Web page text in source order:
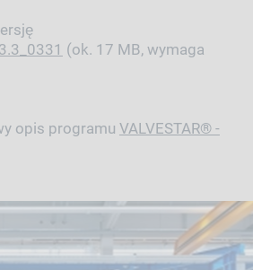
(ok. 17 MB, wymaga
opis programu VALVESTAR® -